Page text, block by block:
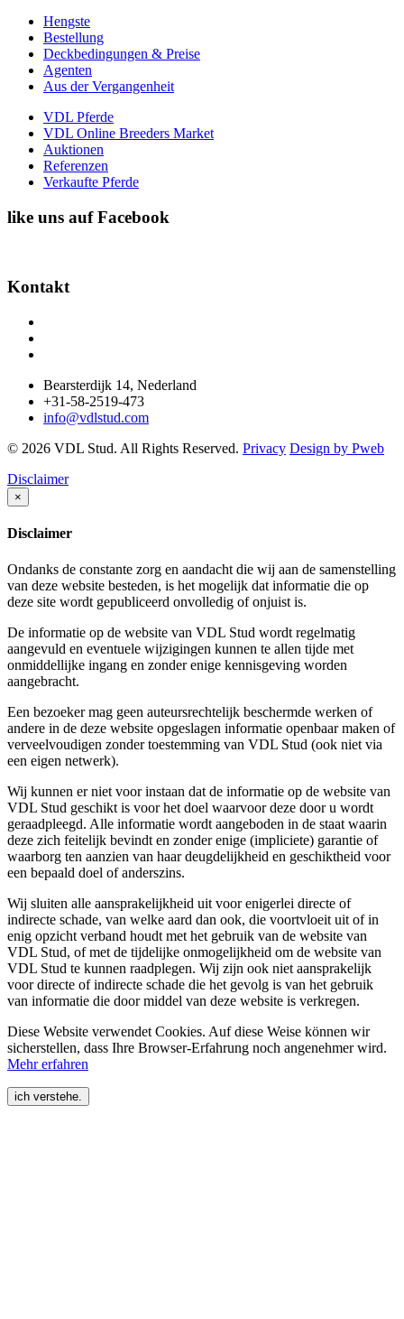
Hengste
Bestellung
Deckbedingungen & Preise
Agenten
Aus der Vergangenheit
VDL Pferde
VDL Online Breeders Market
Auktionen
Referenzen
Verkaufte Pferde
like uns auf Facebook
Kontakt
Bearsterdijk 14, Nederland
+31-58-2519-473
info@vdlstud.com
© 2026 VDL Stud. All Rights Reserved. Privacy Design by Pweb
Disclaimer
×
Disclaimer
Ondanks de constante zorg en aandacht die wij aan de samenstelling
van deze website besteden, is het mogelijk dat informatie die op
deze site wordt gepubliceerd onvolledig of onjuist is.
De informatie op de website van VDL Stud wordt regelmatig
aangevuld en eventuele wijzigingen kunnen te allen tijde met
onmiddellijke ingang en zonder enige kennisgeving worden
aangebracht.
Een bezoeker mag geen auteursrechtelijk beschermde werken of
andere in de deze website opgeslagen informatie openbaar maken of
verveelvoudigen zonder toestemming van VDL Stud (ook niet via
een eigen netwerk).
Wij kunnen er niet voor instaan dat de informatie op de website van
VDL Stud geschikt is voor het doel waarvoor deze door u wordt
geraadpleegd. Alle informatie wordt aangeboden in de staat waarin
deze zich feitelijk bevindt en zonder enige (impliciete) garantie of
waarborg ten aanzien van haar deugdelijkheid en geschiktheid voor
een bepaald doel of anderszins.
Wij sluiten alle aansprakelijkheid uit voor enigerlei directe of
indirecte schade, van welke aard dan ook, die voortvloeit uit of in
enig opzicht verband houdt met het gebruik van de website van
VDL Stud, of met de tijdelijke onmogelijkheid om de website van
VDL Stud te kunnen raadplegen. Wij zijn ook niet aansprakelijk
voor directe of indirecte schade die het gevolg is van het gebruik
van informatie die door middel van deze website is verkregen.
Diese Website verwendet Cookies. Auf diese Weise können wir
sicherstellen, dass Ihre Browser-Erfahrung noch angenehmer wird.
Mehr erfahren
ich verstehe.